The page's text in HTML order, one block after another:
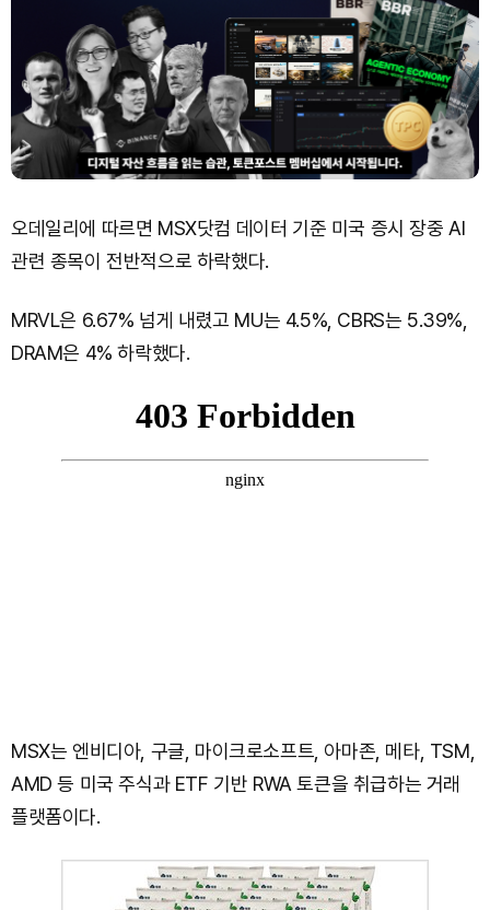
오데일리에 따르면 MSX닷컴 데이터 기준 미국 증시 장중 AI
관련 종목이 전반적으로 하락했다.
MRVL은 6.67% 넘게 내렸고 MU는 4.5%, CBRS는 5.39%,
DRAM은 4% 하락했다.
MSX는 엔비디아, 구글, 마이크로소프트, 아마존, 메타, TSM,
AMD 등 미국 주식과 ETF 기반 RWA 토큰을 취급하는 거래
플랫폼이다.